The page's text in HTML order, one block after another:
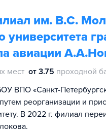
им. В.С.
университета
авиации
мест от 3.75 проходной
ВПО «Санкт-
реорганизации и
В 2022 г. филиал